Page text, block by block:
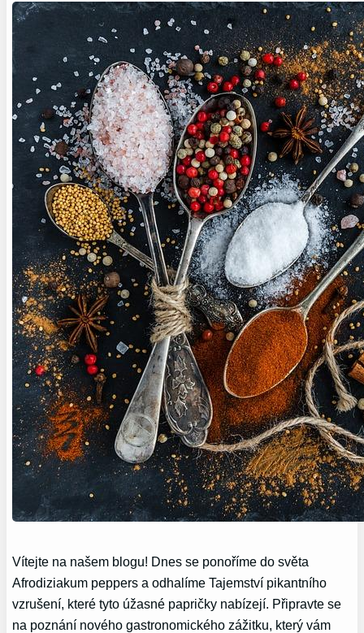
Vítejte na našem blogu! Dnes se ponoříme do světa
Afrodiziakum peppers a odhalíme Tajemství pikantního
vzrušení, které tyto úžasné papričky nabízejí. Připravte se
na poznání nového gastronomického zážitku, který vám